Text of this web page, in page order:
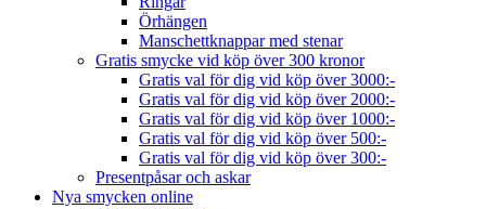
Örhängen
Manschettknappar med stenar
Gratis smycke vid köp över 300 kronor
Gratis val för dig vid köp över 3000:-
Gratis val för dig vid köp över 2000:-
Gratis val för dig vid köp över 1000:-
Gratis val för dig vid köp över 500:-
Gratis val för dig vid köp över 300:-
Presentpåsar och askar
Nya smycken online